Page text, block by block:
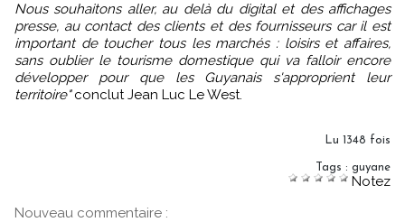
Nous souhaitons aller, au delà du digital et des affichages
presse, au contact des clients et des fournisseurs car il est
important de toucher tous les marchés : loisirs et affaires,
sans oublier le tourisme domestique qui va falloir encore
développer pour que les Guyanais s'approprient leur
territoire"conclut Jean Luc Le West.
Lu 1348 fois
Tags : guyane
Notez
Nouveau commentaire :